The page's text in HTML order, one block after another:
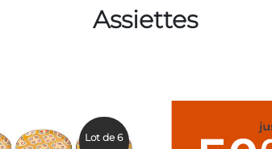
Assiettes
Lot de 6